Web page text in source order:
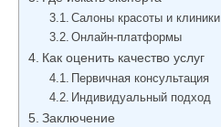
Салоны красоты и клиники
Онлайн-платформы
Как оценить качество услуг
Первичная консультация
Индивидуальный подход
Заключение